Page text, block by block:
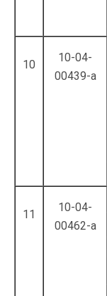
10
10-04-
00439-а
11
10-04-
00462-а